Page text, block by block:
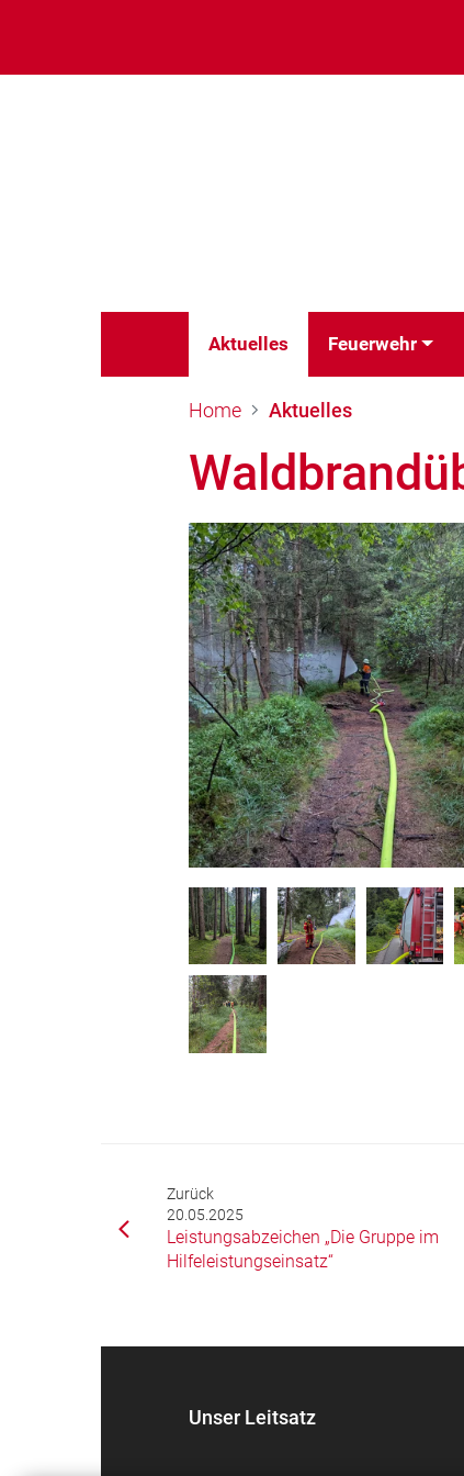
Aktuelles Feuerwehr
Home Aktuelles
Zurück
20.05.2025
Leistungsabzeichen „Die Gruppe im
Hilfeleistungseinsatz“
Unser Leitsatz